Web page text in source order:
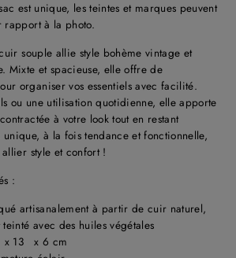
est unique, les teintes et marques peuvent
à la photo.
souple allie style bohème vintage et
Mixte et spacieuse, elle offre de
organiser vos essentiels avec facilité.
ou une utilisation quotidienne, elle apporte
à votre look tout en restant
à la fois tendance et fonctionnelle,
style et confort !
:
artisanalement à partir de cuir naturel,
avec des huiles végétales
x 13 x 6 cm